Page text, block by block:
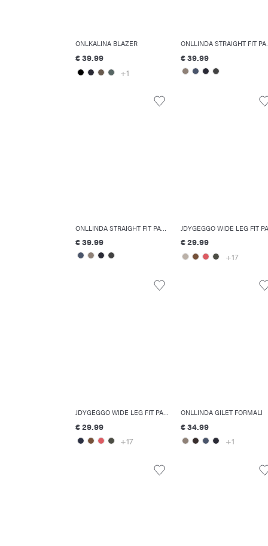
ONLKALINA BLAZER
€ 39.99
+1
€ 39.99
€ 39.99
€ 29.99
+17
€ 29.99
+17
ONLLINDA GILET FORMALI
€ 34.99
+1